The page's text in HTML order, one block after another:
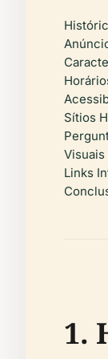
Sítios
Links
1.